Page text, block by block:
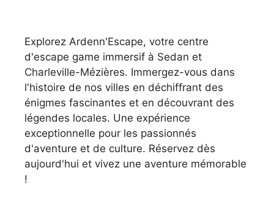
Explorez Ardenn'Escape, votre centre
d'escape game immersif à Sedan et
Charleville-Mézières. Immergez-vous dans
l'histoire de nos villes en déchiffrant des
énigmes fascinantes et en découvrant des
légendes locales. Une expérience
exceptionnelle pour les passionnés
d'aventure et de culture. Réservez dès
aujourd'hui et vivez une aventure mémorable
!